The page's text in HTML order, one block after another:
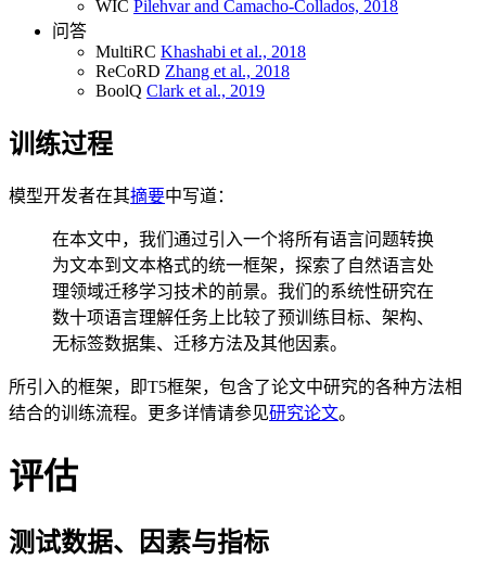
WIC Pilehvar and Camacho-Collados, 2018
问答
MultiRC Khashabi et al., 2018
ReCoRD Zhang et al., 2018
BoolQ Clark et al., 2019
训练过程
模型开发者在其摘要中写道：
在本文中，我们通过引入一个将所有语言问题转换
为文本到文本格式的统一框架，探索了自然语言处
理领域迁移学习技术的前景。我们的系统性研究在
数十项语言理解任务上比较了预训练目标、架构、
无标签数据集、迁移方法及其他因素。
所引入的框架，即T5框架，包含了论文中研究的各种方法相
结合的训练流程。更多详情请参见研究论文。
评估
测试数据、因素与指标